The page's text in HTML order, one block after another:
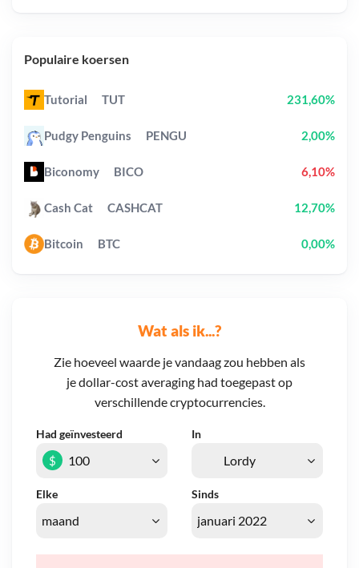
Wat als ik...?
Zie hoeveel waarde je vandaag zou hebben als
je dollar-cost averaging had toegepast op
verschillende cryptocurrencies.
Had geïnvesteerd In
Elke Sinds
$
Populaire koersen
Tutorial TUT 231,60%
Pudgy Penguins PENGU 2,00%
Biconomy BICO 6,10%
Cash Cat CASHCAT 12,70%
Bitcoin BTC 0,00%